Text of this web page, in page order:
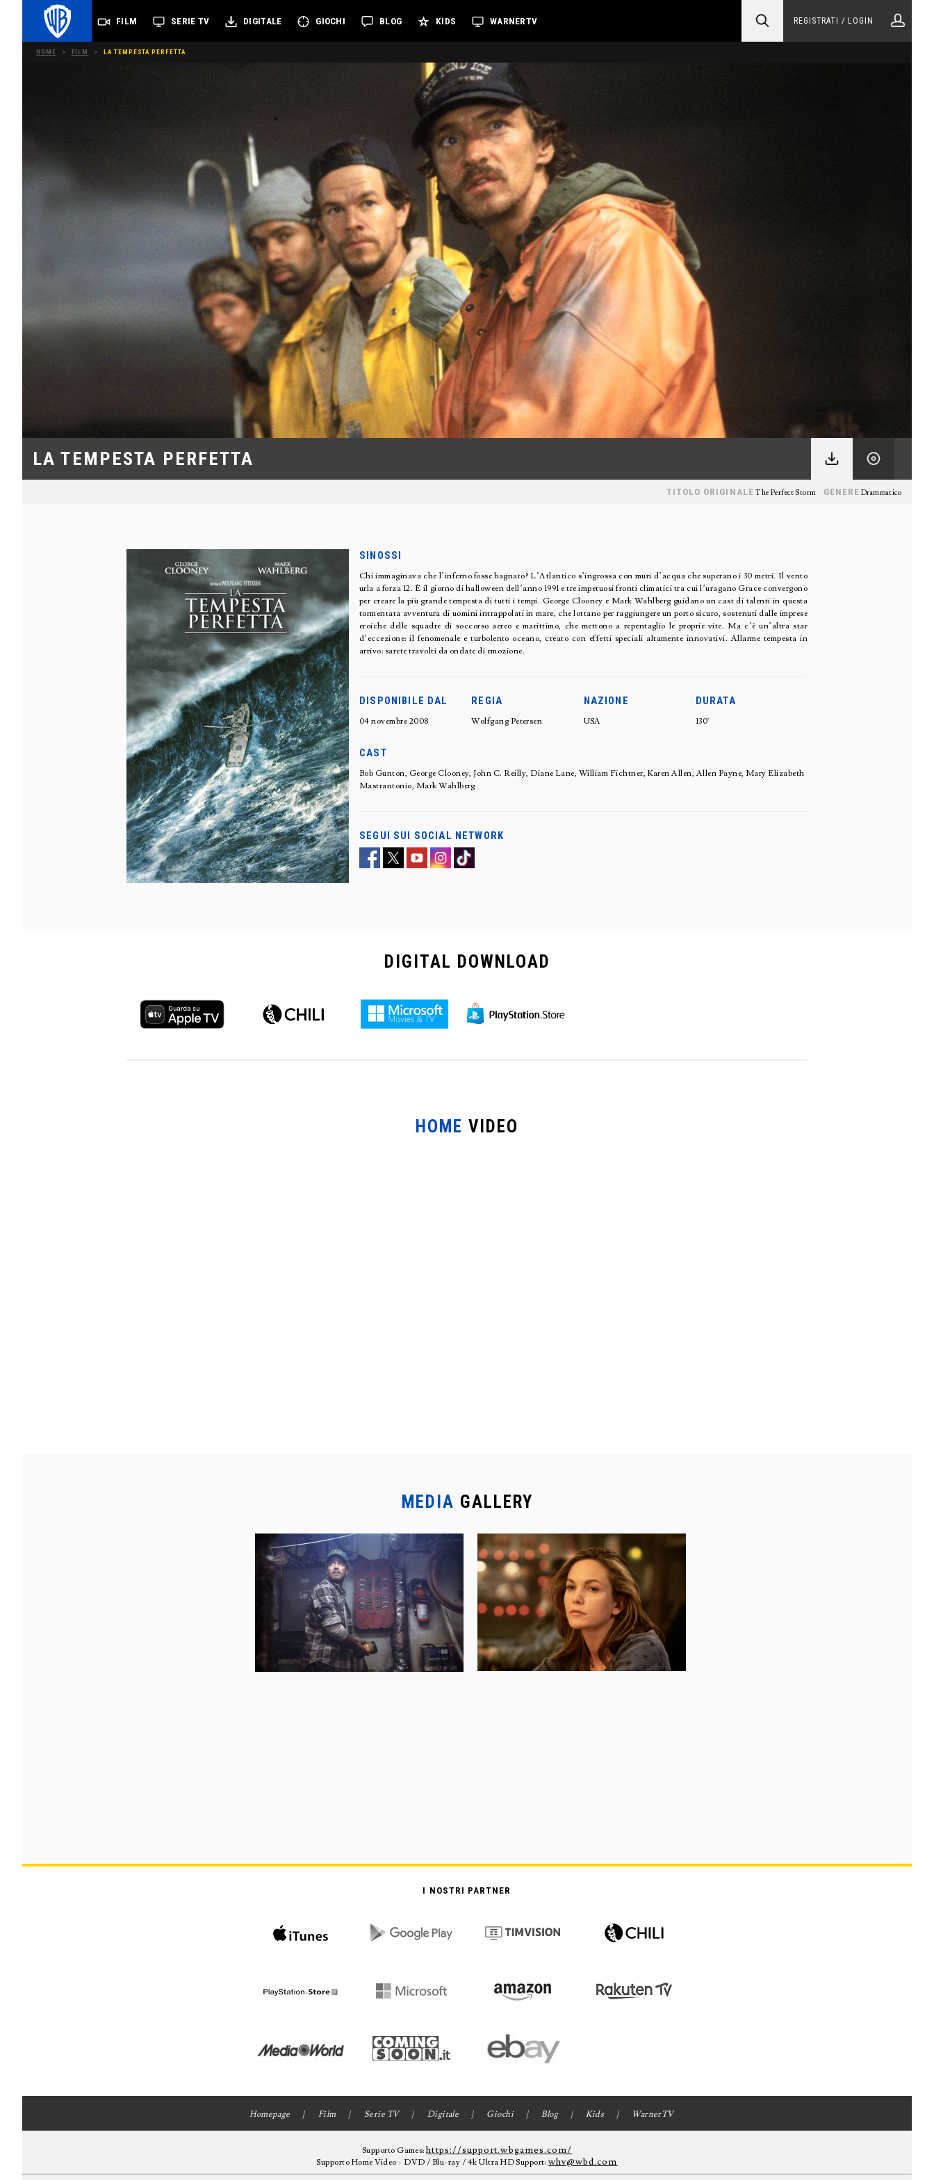
FILM SERIE TV DIGITALE GIOCHI BLOG KIDS WARNERTV REGISTRATI / LOGIN
HOME > FILM > LA TEMPESTA PERFETTA
LA TEMPESTA PERFETTA
GENERE Drammatico
TITOLO ORIGINALE The Perfect Storm
SINOSSI
Chi immaginava che l’inferno fosse bagnato? L’Atlantico s’ingrossa con muri d’acqua che superano i 30 metri. Il vento
urla a forza 12. È il giorno di halloween dell’anno 1991 e tre impetuosi fronti climatici tra cui l’uragano Grace convergono
per creare la più grande tempesta di tutti i tempi. George Clooney e Mark Wahlberg guidano un cast di talenti in questa
tormentata avventura di uomini intrappolati in mare, che lottano per raggiungere un porto sicuro, sostenuti dalle imprese
eroiche delle squadre di soccorso aereo e marittimo, che mettono a repentaglio le proprie vite. Ma c’è un’altra star
d’eccezione: il fenomenale e turbolento oceano, creato con effetti speciali altamente innovativi. Allarme tempesta in
arrivo: sarete travolti da ondate di emozione.
DISPONIBILE DAL
04 novembre 2008
REGIA
Wolfgang Petersen
NAZIONE
USA
DURATA
130'
CAST
Bob Gunton, George Clooney, John C. Reilly, Diane Lane, William Fichtner, Karen Allen, Allen Payne, Mary Elizabeth
Mastrantonio, Mark Wahlberg
SEGUI SUI SOCIAL NETWORK
DIGITAL DOWNLOAD
HOME VIDEO
MEDIA GALLERY
I NOSTRI PARTNER
Homepage Film Serie TV Digitale Giochi Blog Kids WarnerTV
Supporto Games:https://support.wbgames.com/
Supporto Home Video - DVD / Blu-ray / 4k Ultra HD Support:whv@wbd.com